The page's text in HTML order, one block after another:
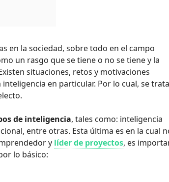
en la sociedad, sobre todo en el campo
un rasgo que se tiene o no se tiene y la
situaciones, retos y motivaciones
en particular. Por lo cual, se
de inteligencia, tales como: inteligencia
entre otras. Esta última es en la cual
y líder de proyectos, es
lo básico: